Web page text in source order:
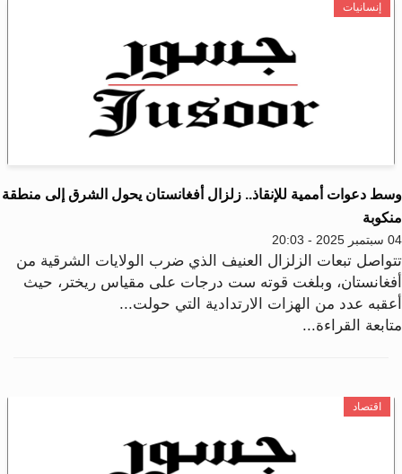
إنسانيات
دعوات أممية للإنقاذ.. زلزال أفغانستان يحول الشرق إلى منطقة
- 20:03
تبعات الزلزال العنيف الذي ضرب الولايات الشرقية من
وبلغت قوته ست درجات على مقياس ريختر، حيث
عدد من الهزات الارتدادية التي حولت...
القراءة...
اقتصاد